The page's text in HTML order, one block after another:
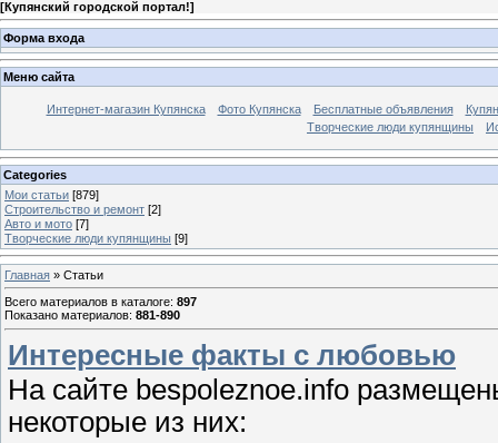
[Купянский городской портал!]
Форма входа
Меню сайта
Интернет-магазин Купянска Фото Купянска Бесплатные объявления
Творческие люди купянщины
Categories
Мои статьи [879]
Строительство и ремонт [2]
Авто и мото [7]
Творческие люди купянщины [9]
Главная » Статьи
Всего материалов в каталоге: 897
Показано материалов: 881-890
Интересные факты c любовью
На сайте bespoleznoe.info
некоторые из них: